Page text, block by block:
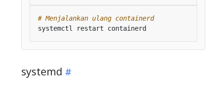
# Menjalankan ulang containerd
systemd